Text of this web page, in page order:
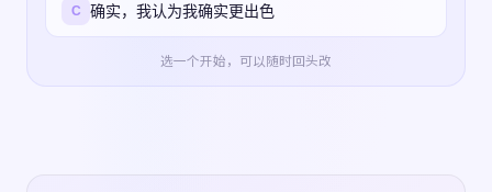
C 确实，我认为我确实更出色
选一个开始，可以随时回头改